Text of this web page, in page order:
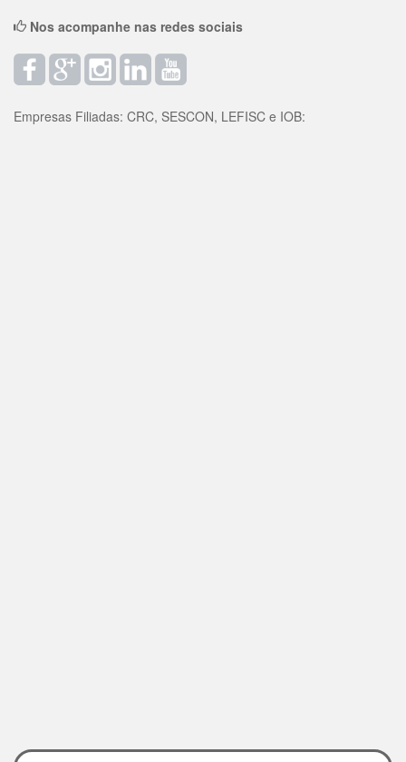
Nos acompanhe nas redes sociais
Empresas Filiadas: CRC, SESCON, LEFISC e IOB: